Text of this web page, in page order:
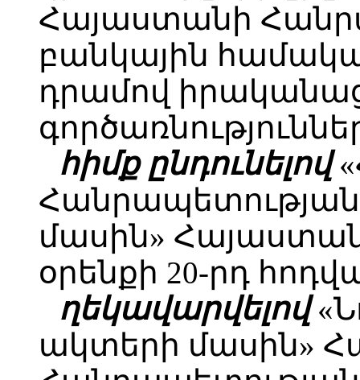
Հայաստանի
բանկային
դրամով
հիմք ընդունելով
մասին»
օրենքի 20-րդ
ղեկավարվելով
ակտերի մասին»